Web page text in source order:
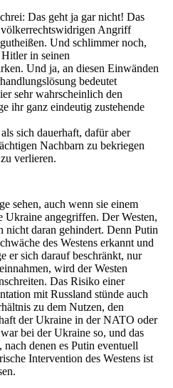
Das geht ja gar nicht! Das
Angriff
Und schlimmer noch,
in seinen
Und ja, an diesen Einwänden
bedeutet
sehr wahrscheinlich den
ihr ganz eindeutig zustehende
sich dauerhaft, dafür aber
Nachbarn zu bekriegen
verlieren.
sehen, auch wenn sie einem
Ukraine angegriffen. Der Westen,
nicht daran gehindert. Denn Putin
des Westens erkannt und
er sich darauf beschränkt, nur
wird der Westen
Das Risiko einer
mit Russland stünde auch
zu dem Nutzen, den
der Ukraine in der NATO oder
bei der Ukraine so, und das
denen es Putin eventuell
Intervention des Westens ist